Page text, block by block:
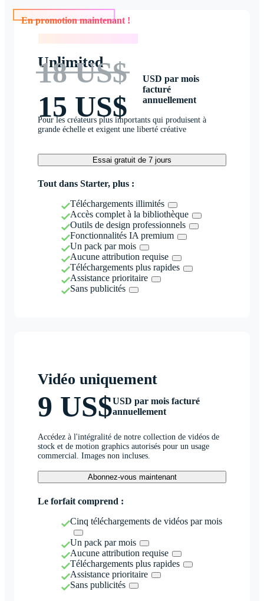
En promotion maintenant !
Unlimited
18 US$
15 US$
USD par mois
facturé
annuellement
Pour les créateurs plus importants qui produisent à
grande échelle et exigent une liberté créative
Essai gratuit de 7 jours
Tout dans Starter, plus :
Téléchargements illimités
Accès complet à la bibliothèque
Outils de design professionnels
Fonctionnalités IA premium
Un pack par mois
Aucune attribution requise
Téléchargements plus rapides
Assistance prioritaire
Sans publicités
Vidéo uniquement
9 US$USD par mois facturé
annuellement
Accédez à l'intégralité de notre collection de vidéos de
stock et de motion graphics autorisés pour un usage
commercial. Images non incluses.
Abonnez-vous maintenant
Le forfait comprend :
Cinq téléchargements de vidéos par mois
Un pack par mois
Aucune attribution requise
Téléchargements plus rapides
Assistance prioritaire
Sans publicités